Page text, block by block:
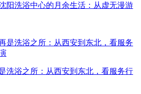
阳洗浴中心的月余生活：从虚无漫游
洗浴之所：从西安到东北，看服务行